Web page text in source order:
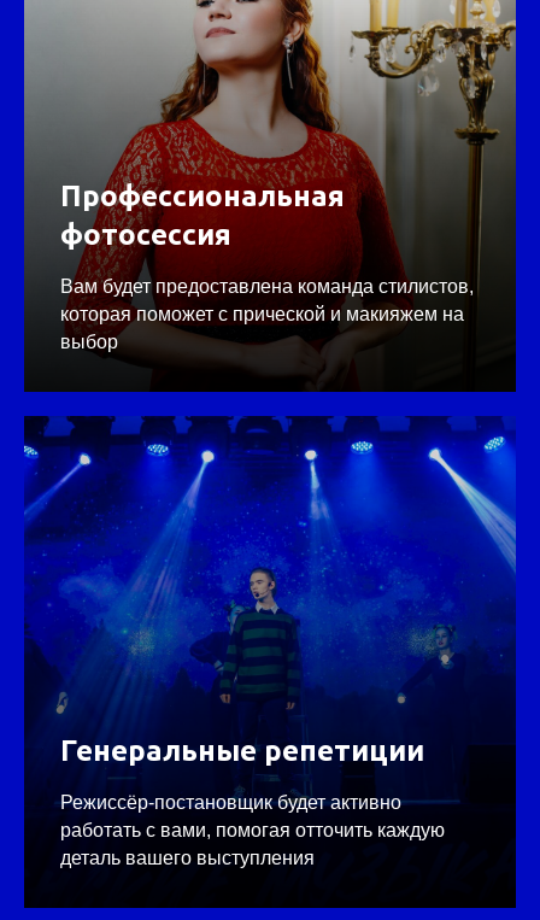
Профессиональная
фотосессия
Вам будет предоставлена команда стилистов,
которая поможет с прической и макияжем на
выбор
Генеральные репетиции
Режиссёр-постановщик будет активно
работать с вами, помогая отточить каждую
деталь вашего выступления